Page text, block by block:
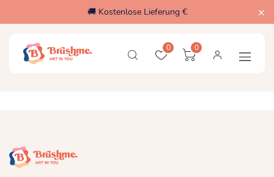
🚚 Kostenlose Lieferung €
0 0